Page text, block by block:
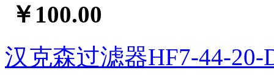
￥100.00
汉克森过滤器HF7-44-20-